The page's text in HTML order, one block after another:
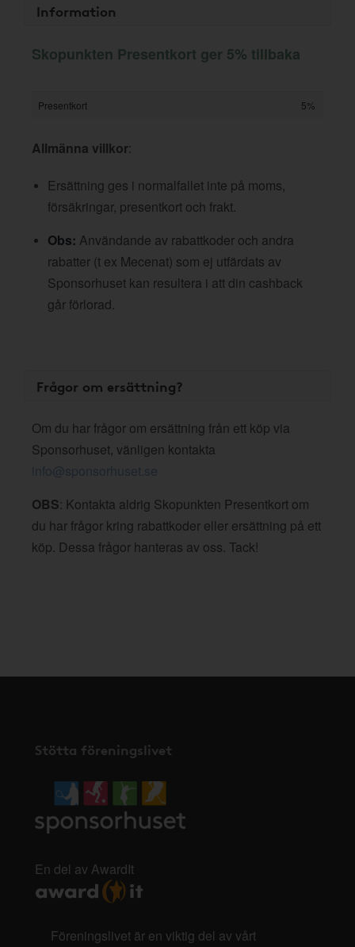
Information
Skopunkten Presentkort ger 5% tillbaka
Presentkort 5%
Allmänna villkor:
Ersättning ges i normalfallet inte på moms,
försäkringar, presentkort och frakt.
Obs: Användande av rabattkoder och andra
rabatter (t ex Mecenat) som ej utfärdats av
Sponsorhuset kan resultera i att din cashback
går förlorad.
Frågor om ersättning?
Om du har frågor om ersättning från ett köp via
Sponsorhuset, vänligen kontakta
info@sponsorhuset.se
OBS: Kontakta aldrig Skopunkten Presentkort om
du har frågor kring rabattkoder eller ersättning på ett
köp. Dessa frågor hanteras av oss. Tack!
Stötta föreningslivet
En del av AwardIt
Föreningslivet är en viktig del av vårt